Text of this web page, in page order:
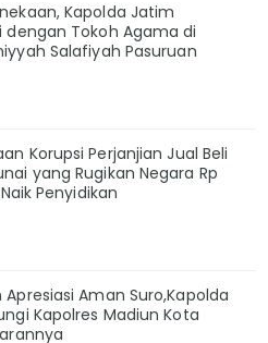
Kapolda Jatim
dengan Tokoh Agama di
Salafiyah Pasuruan
Korupsi Perjanjian Jual Beli
yang Rugikan Negara Rp
Penyidikan
Apresiasi Aman Suro,Kapolda
Kapolres Madiun Kota